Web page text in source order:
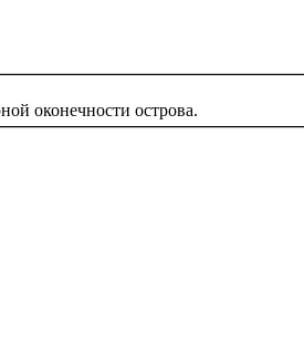
оконечности острова.